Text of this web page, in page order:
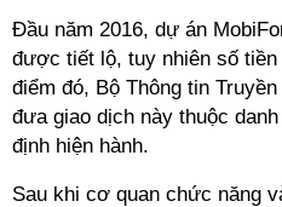
Đầu năm 2016, dự án
được tiết lộ, tuy nhiên số
điểm đó, Bộ Thông tin
đưa giao dịch này thuộc
định hiện hành.
Sau khi cơ quan chức năng